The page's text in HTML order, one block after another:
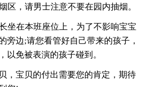
区，请男士注意不要在园内抽烟。
坐在本班座位上，为了不影响宝宝
旁边;请您看管好自己带来的孩子，
以免被表演的孩子碰到。
，宝贝的付出需要您的肯定，期待